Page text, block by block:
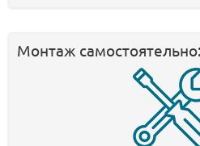
Монтаж самостоятельно: